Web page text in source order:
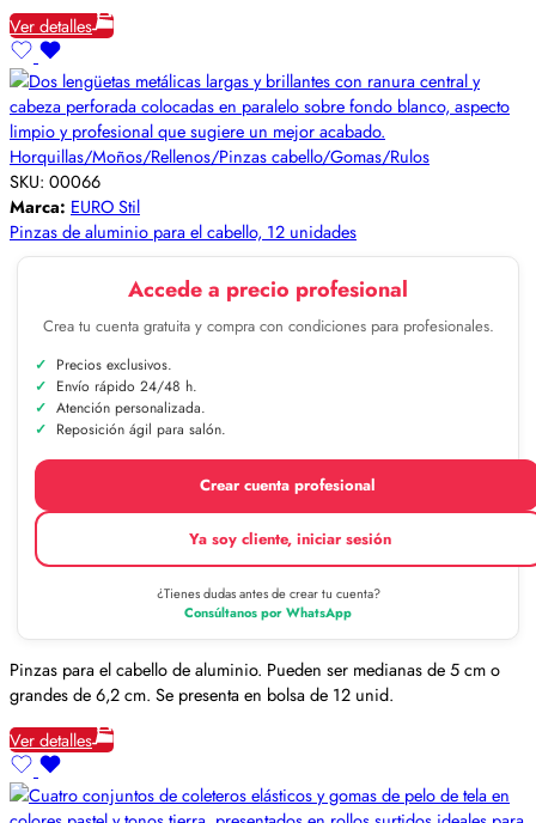
Ver detalles
Horquillas/Moños/Rellenos/Pinzas cabello/Gomas/Rulos
SKU: 00066
Marca: EURO Stil
Pinzas de aluminio para el cabello, 12 unidades
Accede a precio profesional
Crea tu cuenta gratuita y compra con condiciones para profesionales.
Precios exclusivos.
Envío rápido 24/48 h.
Atención personalizada.
Reposición ágil para salón.
Crear cuenta profesional
Ya soy cliente, iniciar sesión
¿Tienes dudas antes de crear tu cuenta?
Consúltanos por WhatsApp
Pinzas para el cabello de aluminio. Pueden ser medianas de 5 cm o
grandes de 6,2 cm. Se presenta en bolsa de 12 unid.
Ver detalles